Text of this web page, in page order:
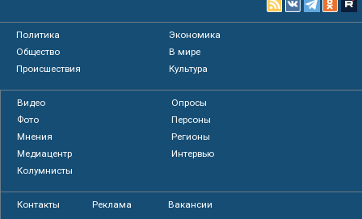
Политика
Экономика
Общество
В мире
Происшествия
Культура
Видео
Опросы
Фото
Персоны
Мнения
Регионы
Медиацентр
Интервью
Колумнисты
Контакты Реклама Вакансии